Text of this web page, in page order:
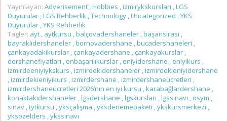
Yayınlayan: Adverisement ,Hobbies ,izmirykskursları ,LGS
Duyurular ,LGS Rehberlik ,Technology ,Uncategorized ,YKS
Duyurular ,YKS Rehberlik
Tagler: ayt , aytkursu ,balçovadershaneler ,başarısırası ,
bayraklıdershaneler ,bornovadershane ,bucadershaneleri ,
çankayadakikurslar , çankayadershane , çankayakurslar ,
dershanefiyatları , enbaşarılıkurslar , eniyidershane , eniyikurs ,
izmirdeeniyiykskurs ,izmirdekidershaneler ,izmirdekieniyidershane
,izmirdekieniyikurs ,izmirdershane ,izmirdershaneücretleri ,
izmirdershaneücretleri 2026’nın en iyi kursu ,karabağlardershane ,
konaktakidershaneler ,lgsdershane ,lgskursları ,lgssınavı , ösym ,
sınav ,tytkursu ,yksçalışma ,yksdenemepaketi ,ykskursmerkezi ,
yksözelders ,ykssınavı